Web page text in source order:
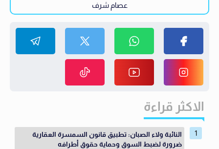
عصام شرف
الاكثر قراءة
النائبة ولاء الصبان: تطبيق قانون السمسرة العقارية
ضرورة لضبط السوق وحماية حقوق أطرافه